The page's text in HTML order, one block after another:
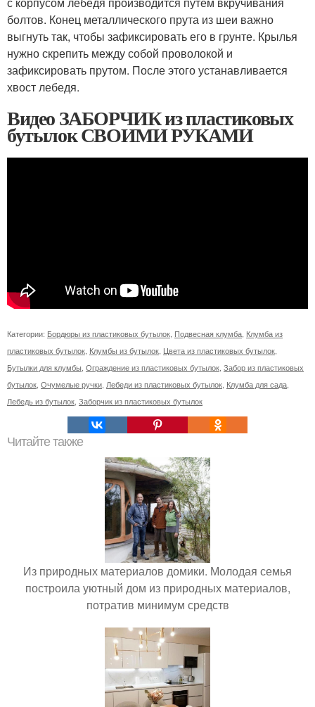
болтов. Конец металлического прута из шеи важно
выгнуть так, чтобы зафиксировать его в грунте. Крылья
нужно скрепить между собой проволокой и
зафиксировать прутом. После этого устанавливается
хвост лебедя.
Видео ЗАБОРЧИК из пластиковых
бутылок СВОИМИ РУКАМИ
Категории: Бордюры из пластиковых бутылок Подвесная клумба Клумба из
пластиковых бутылок Клумбы из бутылок Цвета из пластиковых бутылок
Бутылки для клумбы Ограждение из пластиковых бутылок Забор из пластиковых
бутылок Очумелые ручки Лебеди из пластиковых бутылок Клумба для сада
Лебедь из бутылок Заборчик из пластиковых бутылок
Читайте также
Из природных материалов домики. Молодая семья
построила уютный дом из природных материалов,
потратив минимум средств